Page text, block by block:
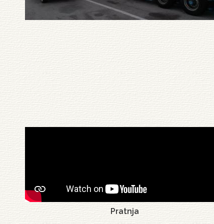
Pratnja